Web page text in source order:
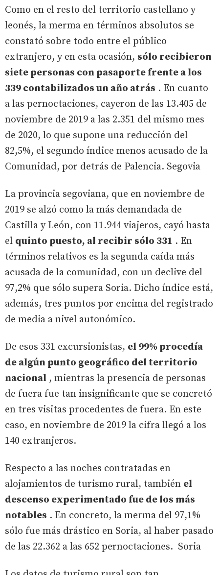
Como en el resto del territorio castellano y
leonés, la merma en términos absolutos se
constató sobre todo entre el público
extranjero, y en esta ocasión, sólo recibieron
siete personas con pasaporte frente a los
339 contabilizados un año atrás . En cuanto
a las pernoctaciones, cayeron de las 13.405 de
noviembre de 2019 a las 2.351 del mismo mes
de 2020, lo que supone una reducción del
82,5%, el segundo índice menos acusado de la
Comunidad, por detrás de Palencia. Segovia
La provincia segoviana, que en noviembre de
2019 se alzó como la más demandada de
Castilla y León, con 11.944 viajeros, cayó hasta
el quinto puesto, al recibir sólo 331 . En
términos relativos es la segunda caída más
acusada de la comunidad, con un declive del
97,2% que sólo supera Soria. Dicho índice está,
además, tres puntos por encima del registrado
de media a nivel autonómico.
De esos 331 excursionistas, el 99% procedía
de algún punto geográfico del territorio
nacional , mientras la presencia de personas
de fuera fue tan insignificante que se concretó
en tres visitas procedentes de fuera. En este
caso, en noviembre de 2019 la cifra llegó a los
140 extranjeros.
Respecto a las noches contratadas en
alojamientos de turismo rural, también el
descenso experimentado fue de los más
notables . En concreto, la merma del 97,1%
sólo fue más drástico en Soria, al haber pasado
de las 22.362 a las 652 pernoctaciones. Soria